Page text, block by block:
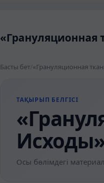
«Грануляционная
Басты бет/«Грануляционная
ТАҚЫРЫП БЕЛГІСІ
Исходы»
Осы бөлімдегі